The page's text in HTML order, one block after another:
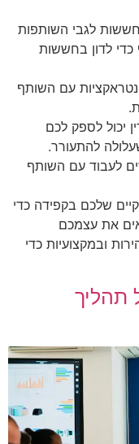
לגבי השותפות
לדון בחששות
עם השותף
יכול לספק לכם
להתעורר.
לעבוד עם השותף
שלכם בקפידה כדי
את עצמכם
ובמקצועיות כדי
תהליך